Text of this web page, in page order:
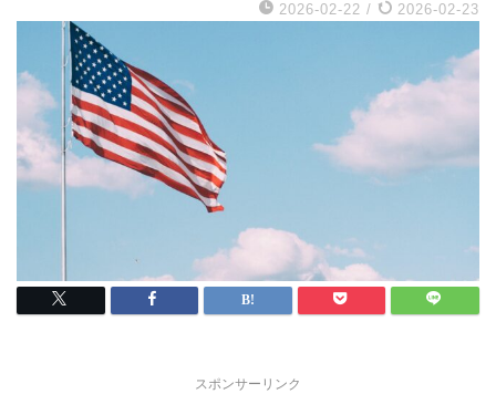
2026-02-22 / 2026-02-23
スポンサーリンク